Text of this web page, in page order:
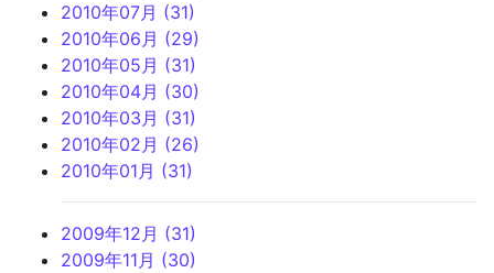
2010年07月 (31)
2010年06月 (29)
2010年05月 (31)
2010年04月 (30)
2010年03月 (31)
2010年02月 (26)
2010年01月 (31)
2009年12月 (31)
2009年11月 (30)